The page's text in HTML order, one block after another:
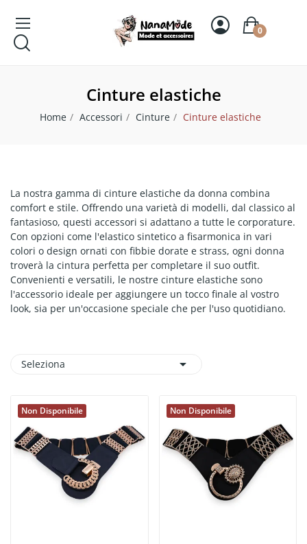
0
Cinture elastiche
Home Accessori Cinture Cinture elastiche
La nostra gamma di cinture elastiche da donna combina
comfort e stile. Offrendo una varietà di modelli, dal classico al
fantasioso, questi accessori si adattano a tutte le corporature.
Con opzioni come l'elastico sintetico a fisarmonica in vari
colori o design ornati con fibbie dorate e strass, ogni donna
troverà la cintura perfetta per completare il suo outfit.
Convenienti e versatili, le nostre cinture elastiche sono
l'accessorio ideale per aggiungere un tocco finale al vostro
look, sia per un'occasione speciale che per l'uso quotidiano.
Seleziona 
Non Disponibile Non Disponibile